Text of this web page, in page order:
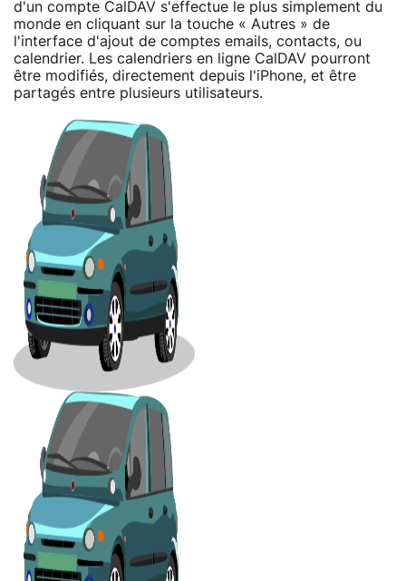
d'un compte CalDAV s'effectue le plus simplement du
monde en cliquant sur la touche « Autres » de
l'interface d'ajout de comptes emails, contacts, ou
calendrier. Les calendriers en ligne CalDAV pourront
être modifiés, directement depuis l'iPhone, et être
partagés entre plusieurs utilisateurs.